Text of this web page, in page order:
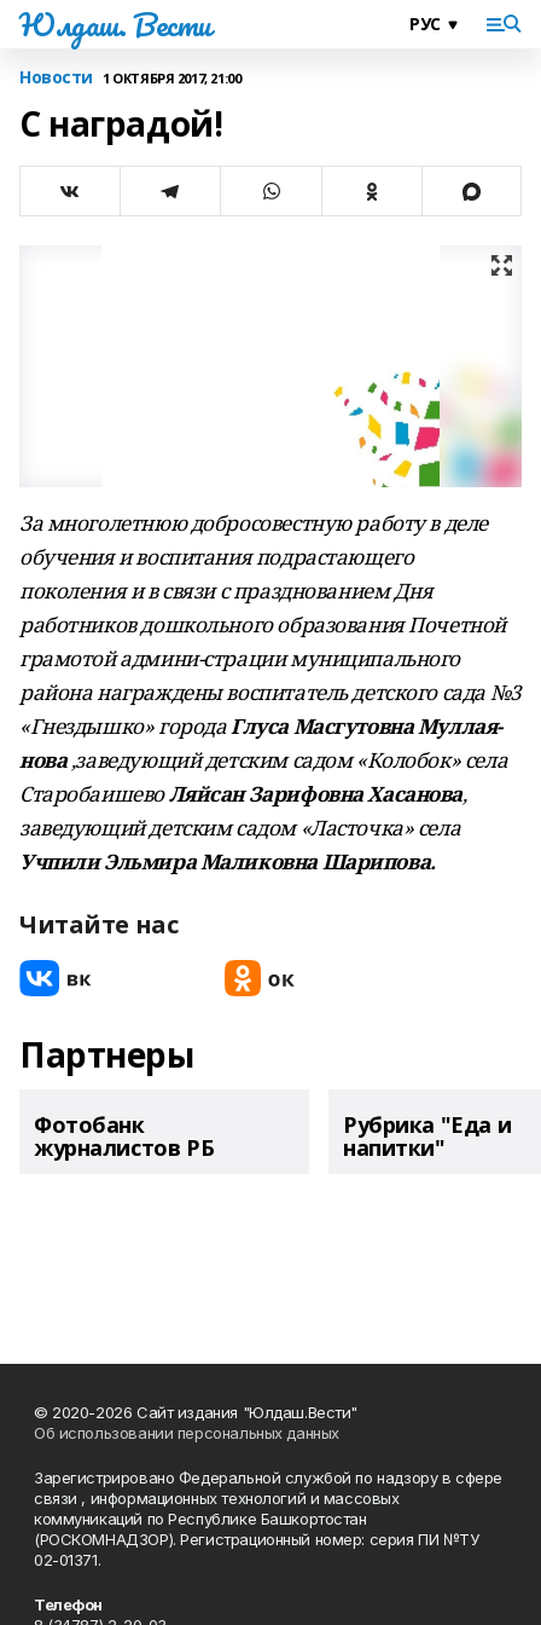
Юлдаш. Вести
Новости 1 ОКТЯБРЯ 2017, 21:00
C наградой!
За многолетнюю добросовестную работу в деле
обучения и воспитания подрастающего
поколения и в связи с празднованием Дня
работников дошкольного образования Почетной
грамотой админи-страции муниципального
района награждены воспитатель детского сада №3
«Гнездышко» городаГлуса Масгутовна Муллая-
нова,заведующий детским садом «Колобок» села
СтаробаишевоЛяйсан Зарифовна Хасанова,
заведующий детским садом «Ласточка» села
Учпили Эльмира Маликовна Шарипова.
Читайте нас
Партнеры
Фотобанк
журналистов РБ
Рубрика "Еда и
напитки"
© 2020-2026 Сайт издания "Юлдаш.Вести"
Об использовании персональных данных
Зарегистрировано Федеральной службой по надзору в сфере
связи , информационных технологий и массовых
коммуникаций по Республике Башкортостан
(РОСКОМНАДЗОР). Регистрационный номер: серия ПИ №ТУ
02-01371.
Телефон